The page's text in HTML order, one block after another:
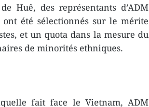
Huê, des représentants d’ADM
été sélectionnés sur le mérite
et un quota dans la mesure du
de minorités ethniques.
fait face le Vietnam, ADM